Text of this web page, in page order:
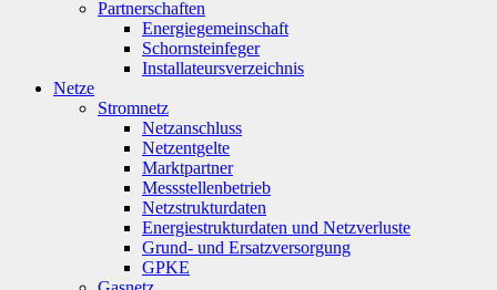
Partnerschaften
Energiegemeinschaft
Schornsteinfeger
Installateursverzeichnis
Netze
Stromnetz
Netzanschluss
Netzentgelte
Marktpartner
Messstellenbetrieb
Netzstrukturdaten
Energiestrukturdaten und Netzverluste
Grund- und Ersatzversorgung
GPKE